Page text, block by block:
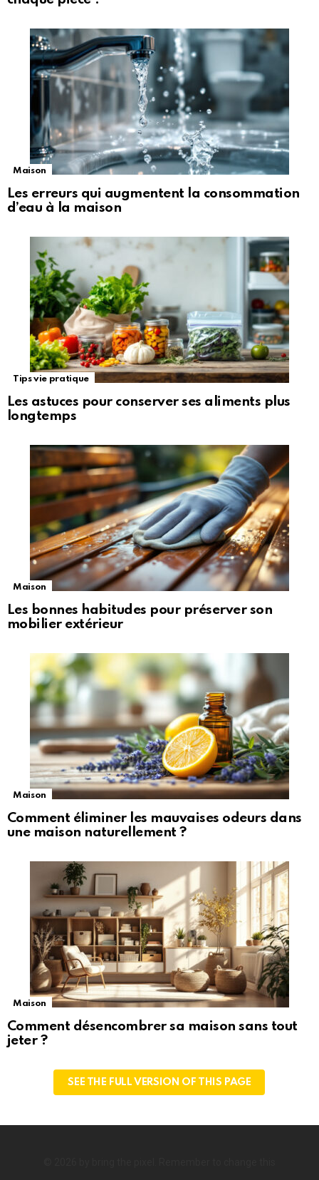
Maison
Les erreurs qui augmentent la consommation
d’eau à la maison
Tips vie pratique
Les astuces pour conserver ses aliments plus
longtemps
Maison
Les bonnes habitudes pour préserver son
mobilier extérieur
Maison
Comment éliminer les mauvaises odeurs dans
une maison naturellement ?
Maison
Comment désencombrer sa maison sans tout
jeter ?
SEE THE FULL VERSION OF THIS PAGE